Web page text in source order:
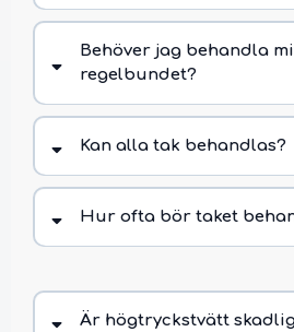
Behöver jag behandla
regelbundet?
Kan alla tak behandlas?
Hur ofta bör taket
Är högtryckstvätt